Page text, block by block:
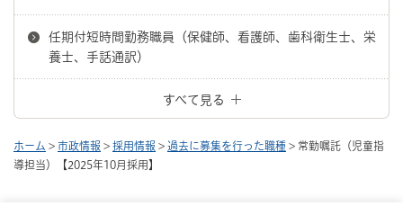
任期付短時間勤務職員（保健師、看護師、歯科衛生士、栄
養士、手話通訳）
すべて見る
ホーム > 市政情報 > 採用情報 > 過去に募集を行った職種 > 常勤嘱託（児童指
導担当）【2025年10月採用】